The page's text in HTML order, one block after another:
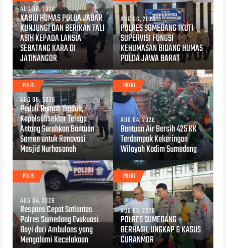
AUG 06, 2026
KABID HUMAS POLDA JABAR
KUNJUNGI DAN BERIKAN TALI
ASIH KEPADA LANSIA
SEBATANG KARA DI
JATINANGOR
AUG 06, 2026
POLRES SUMEDANG IKUTI
SUPERVISI FUNGSI
KEHUMASAN BIDANG HUMAS
POLDA JAWA BARAT
POLRI
AUG 06, 2026
Peduli Rumah Ibadah,
Kapolsubsektor Telaga
Antang Serahkan Bantuan
Semen untuk Renovasi
Masjid Nurhasanah
POLRI
AUG 04, 2026
Bantuan Air Bersih 425 KK
Terdampak Kekeringan
Wilayah Kodim Sumedang
POLRI
AUG 04, 2026
Respons Cepat Satlantas
Polres Sumedang Evakuasi
Bayi dari Ambulans yang
Mengalami Kecelakaan
POLRI
AUG 03, 2026
POLRES SUMEDANG
BERHASIL UNGKAP 6 KASUS
CURANMOR